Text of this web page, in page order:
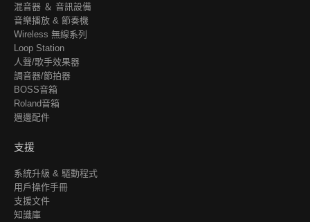
混音器 ＆ 音訊設備
音樂播放 & 節奏機
Wireless 無線系列
Loop Station
人聲/歌手效果器
調音器/節拍器
BOSS音箱
Roland音箱
週邊配件
支援
系統升級 & 驅動程式
用戶操作手冊
支援文件
知識庫